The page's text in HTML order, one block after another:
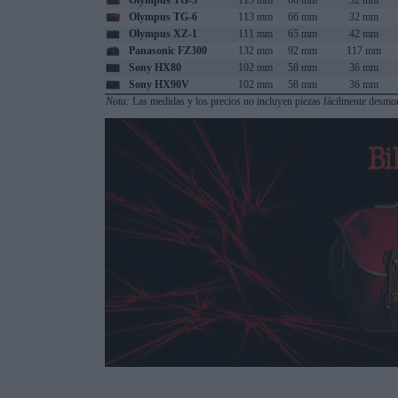
Olympus TG-6
113 mm 66 mm
32 mm
Olympus XZ-1
111 mm 65 mm
42 mm
Panasonic FZ300
132 mm 92 mm
117 mm
Sony HX80
102 mm 58 mm
36 mm
Sony HX90V
102 mm 58 mm
36 mm
Nota: Las medidas y los precios no incluyen piezas fácilmente